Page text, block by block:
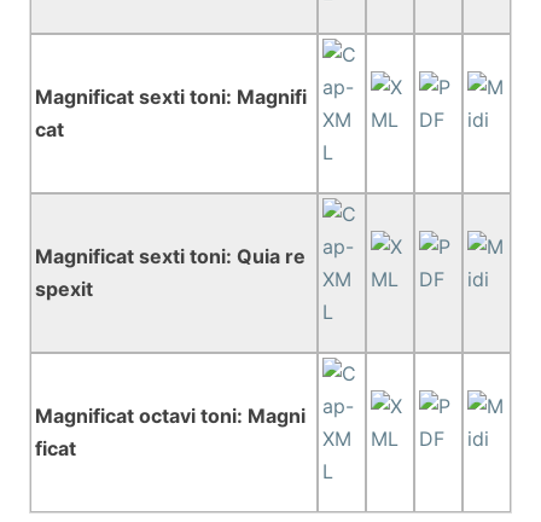
Magnificat sexti toni: Magnifi
cat
Magnificat sexti toni: Quia re
spexit
Magnificat octavi toni: Magni
ficat